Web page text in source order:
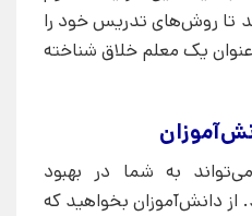
تا روش‌های تدریس خود را
یک معلم خلاق شناخته
به شما در بهبود
دانش‌آموزان بخواهید که